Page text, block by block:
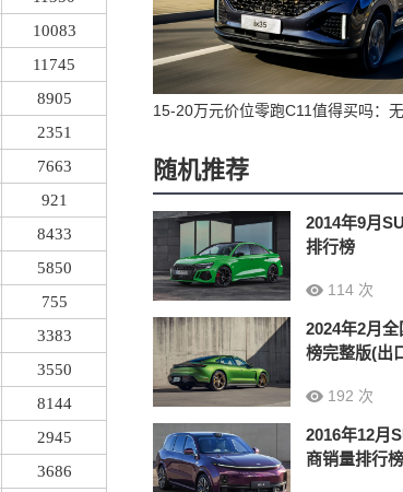
10083
11745
8905
2351
7663
921
8433
5850
755
3383
3550
8144
2945
3686
随机推荐
2014年9月
排行榜
114 次
2024年2月
榜完整版(出
192 次
2016年12月
商销量排行